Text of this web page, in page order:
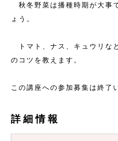
秋冬野菜は播種時期が大事
ょう。
トマト、ナス、キュウリな
のコツを教えます。
この講座への参加募集は終了
詳細情報